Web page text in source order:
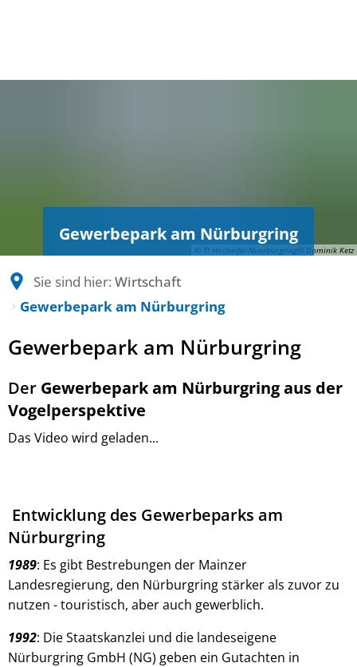
© TI Hocheifel-Nuerburgring© Dominik Ketz
Gewerbepark am Nürburgring
Sie sind hier: Wirtschaft
Gewerbepark am Nürburgring
Gewerbepark
Nürburgring
Gewerbepark am Nürburgring
Der Gewerbepark am Nürburgring aus der
Vogelperspektive
Das Video wird geladen...
Entwicklung des Gewerbeparks am
Nürburgring
1989: Es gibt Bestrebungen der Mainzer
Landesregierung, den Nürburgring stärker als zuvor zu
nutzen - touristisch, aber auch gewerblich.
1992: Die Staatskanzlei und die landeseigene
Nürburgring GmbH (NG) geben ein Gutachten in